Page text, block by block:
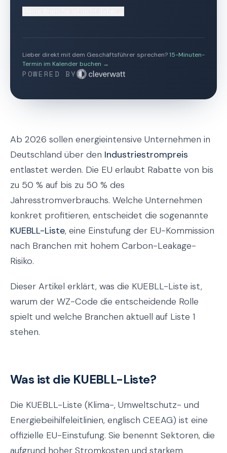
Lieber direkt mit dem Geschäftsführer sprechen?15-Minuten-
Termin im Kalender buchen →
POWERED BY
Ab 2026 sollen energieintensive Unternehmen in
Deutschland über den Industriestrompreis
entlastet werden. Die EU erlaubt Rabatte von bis
zu 50 % auf bis zu 50 % des
Jahresstromverbrauchs. Welche Unternehmen
konkret profitieren, entscheidet die sogenannte
KUEBLL-Liste, eine Einstufung der EU-Kommission
nach Branchen mit hohem Carbon-Leakage-
Risiko.
Dieser Artikel erklärt, was die KUEBLL-Liste ist,
warum der WZ-Code die entscheidende Rolle
spielt und welche Branchen aktuell auf Liste 1
stehen.
Was ist die KUEBLL-Liste?
Die KUEBLL-Liste (Klima-, Umweltschutz- und
Energiebeihilfeleitlinien, englisch CEEAG) ist eine
offizielle EU-Einstufung. Sie benennt Sektoren, die
aufgrund hoher Stromkosten und starkem